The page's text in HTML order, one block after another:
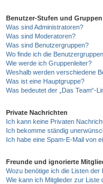
Benutzer-Stufen und Gruppen
Was sind Administratoren?
Was sind Moderatoren?
Was sind Benutzergruppen?
Wo finde ich die
Wie werde ich Gruppenleiter?
Weshalb werden verschiedene
Was ist eine Hauptgruppe?
Was bedeutet der „Das Team“-
Private Nachrichten
Ich kann keine Privaten
Ich bekomme ständig
Ich habe eine Spam-E-Mail von
Freunde und ignorierte
Wozu benötige ich die Listen
Wie kann ich Mitglieder zur Liste